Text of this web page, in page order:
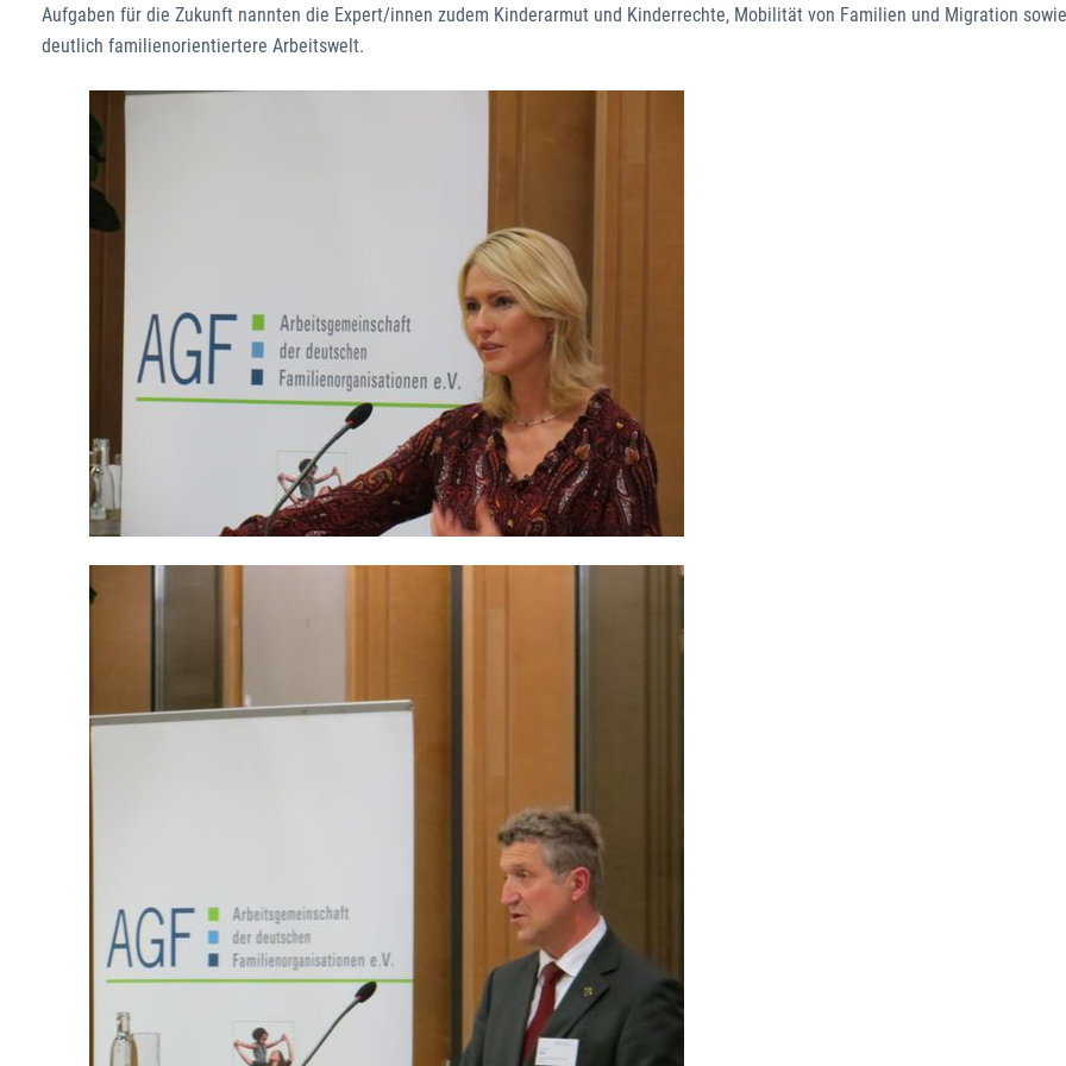
Aufgaben für die Zukunft nannten die Expert/innen zudem Kinderarmut und Kinderrechte, Mobilität von Familien und Migration
deutlich familienorientiertere Arbeitswelt.